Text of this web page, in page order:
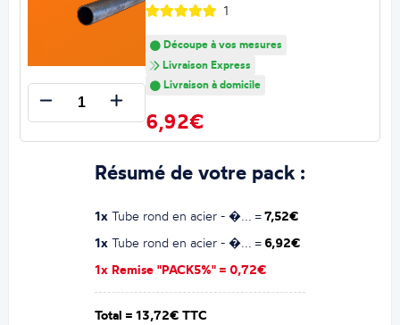
1
Découpe à vos mesures
Livraison Express
Livraison à domicile
6,92€
Résumé de votre pack :
1x Tube rond en acier - �... =7,52€
1x Tube rond en acier - �... = 6,92€
1x Remise "PACK5%" = 0,72€
Total = 13,72€ TTC